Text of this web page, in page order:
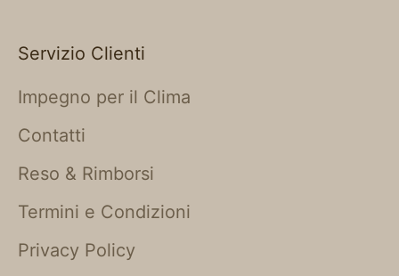
Servizio Clienti
Impegno per il Clima
Contatti
Reso & Rimborsi
Termini e Condizioni
Privacy Policy